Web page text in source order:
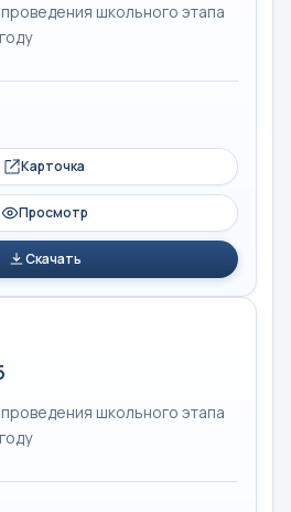
школьного этапа
Карточка
Просмотр
Скачать
школьного этапа